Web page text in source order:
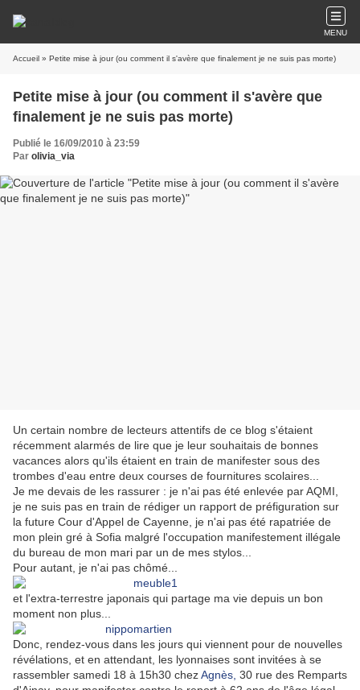
MENU
Accueil » Petite mise à jour (ou comment il s'avère que finalement je ne suis pas morte)
Petite mise à jour (ou comment il s'avère que
finalement je ne suis pas morte)
Publié le 16/09/2010 à 23:59
Par olivia_via
Un certain nombre de lecteurs attentifs de ce blog s'étaient
récemment alarmés de lire que je leur souhaitais de bonnes
vacances alors qu'ils étaient en train de manifester sous des
trombes d'eau entre deux courses de fournitures scolaires...
Je me devais de les rassurer : je n'ai pas été enlevée par AQMI,
je ne suis pas en train de rédiger un rapport de préfiguration sur
la future Cour d'Appel de Cayenne, je n'ai pas été rapatriée de
mon plein gré à Sofia malgré l'occupation manifestement illégale
du bureau de mon mari par un de mes stylos...
Pour autant, je n'ai pas chômé...
et l'extra-terrestre japonais qui partage ma vie depuis un bon
moment non plus...
Donc, rendez-vous dans les jours qui viennent pour de nouvelles
révélations, et en attendant, les lyonnaises sont invitées à se
rassembler samedi 18 à 15h30 chezAgnès, 30 rue des Remparts